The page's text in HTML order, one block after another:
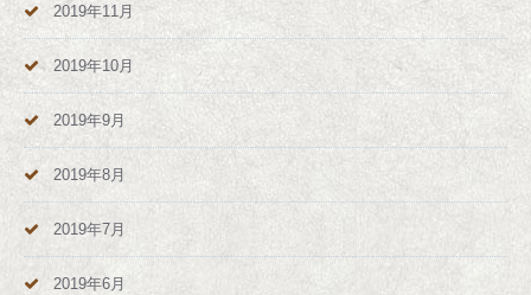
2019年11月
2019年10月
2019年9月
2019年8月
2019年7月
2019年6月